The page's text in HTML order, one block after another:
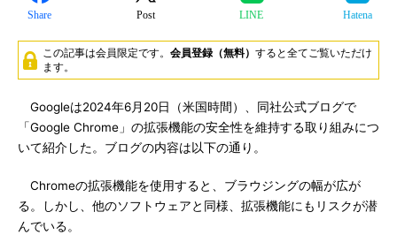
Share Post LINE Hatena
この記事は会員限定です。 会員登録（無料） すると全てご覧いただけ
ます。
Googleは2024年6月20日（米国時間）、同社公式ブログで
「Google Chrome」の拡張機能の安全性を維持する取り組みにつ
いて紹介した。ブログの内容は以下の通り。
Chromeの拡張機能を使用すると、ブラウジングの幅が広が
る。しかし、他のソフトウェアと同様、拡張機能にもリスクが潜
んでいる。